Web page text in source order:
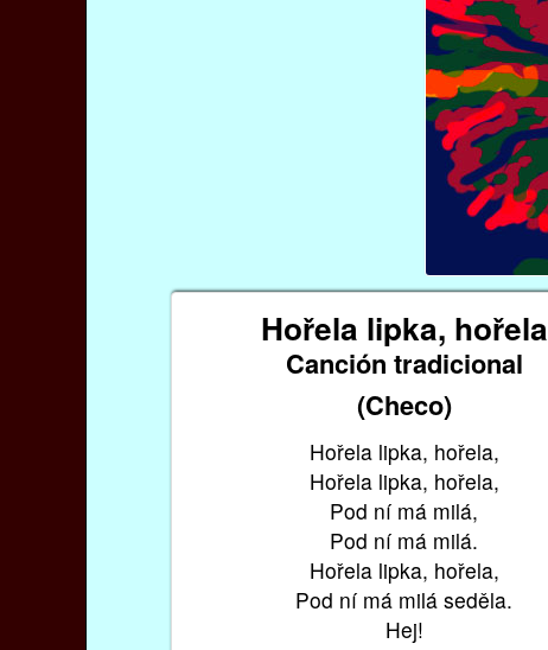
Hořela lipka, hořela
Canción tradicional
(Checo)
Hořela lipka, hořela,
Hořela lipka, hořela,
Pod ní má milá,
Pod ní má milá.
Hořela lipka, hořela,
Pod ní má milá seděla.
Hej!